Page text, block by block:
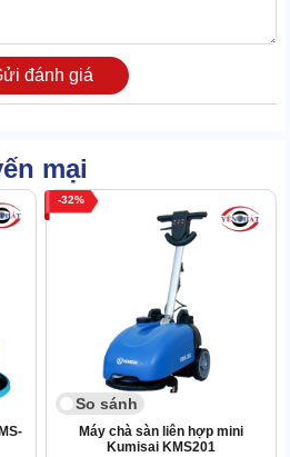
được dùng 3 bánh xe, với 1 bánh định
sau. Giúp xe dịch chuyển cơ động,
bề mặt. Kết hợp thêm phanh an toàn
với tính năng chà, đánh sàn, đánh
năng nào thì người dùng chủ đích
Gửi đánh giá
mại
32
So sánh
Máy chà sàn liên hợp mini
Kumisai KMS201